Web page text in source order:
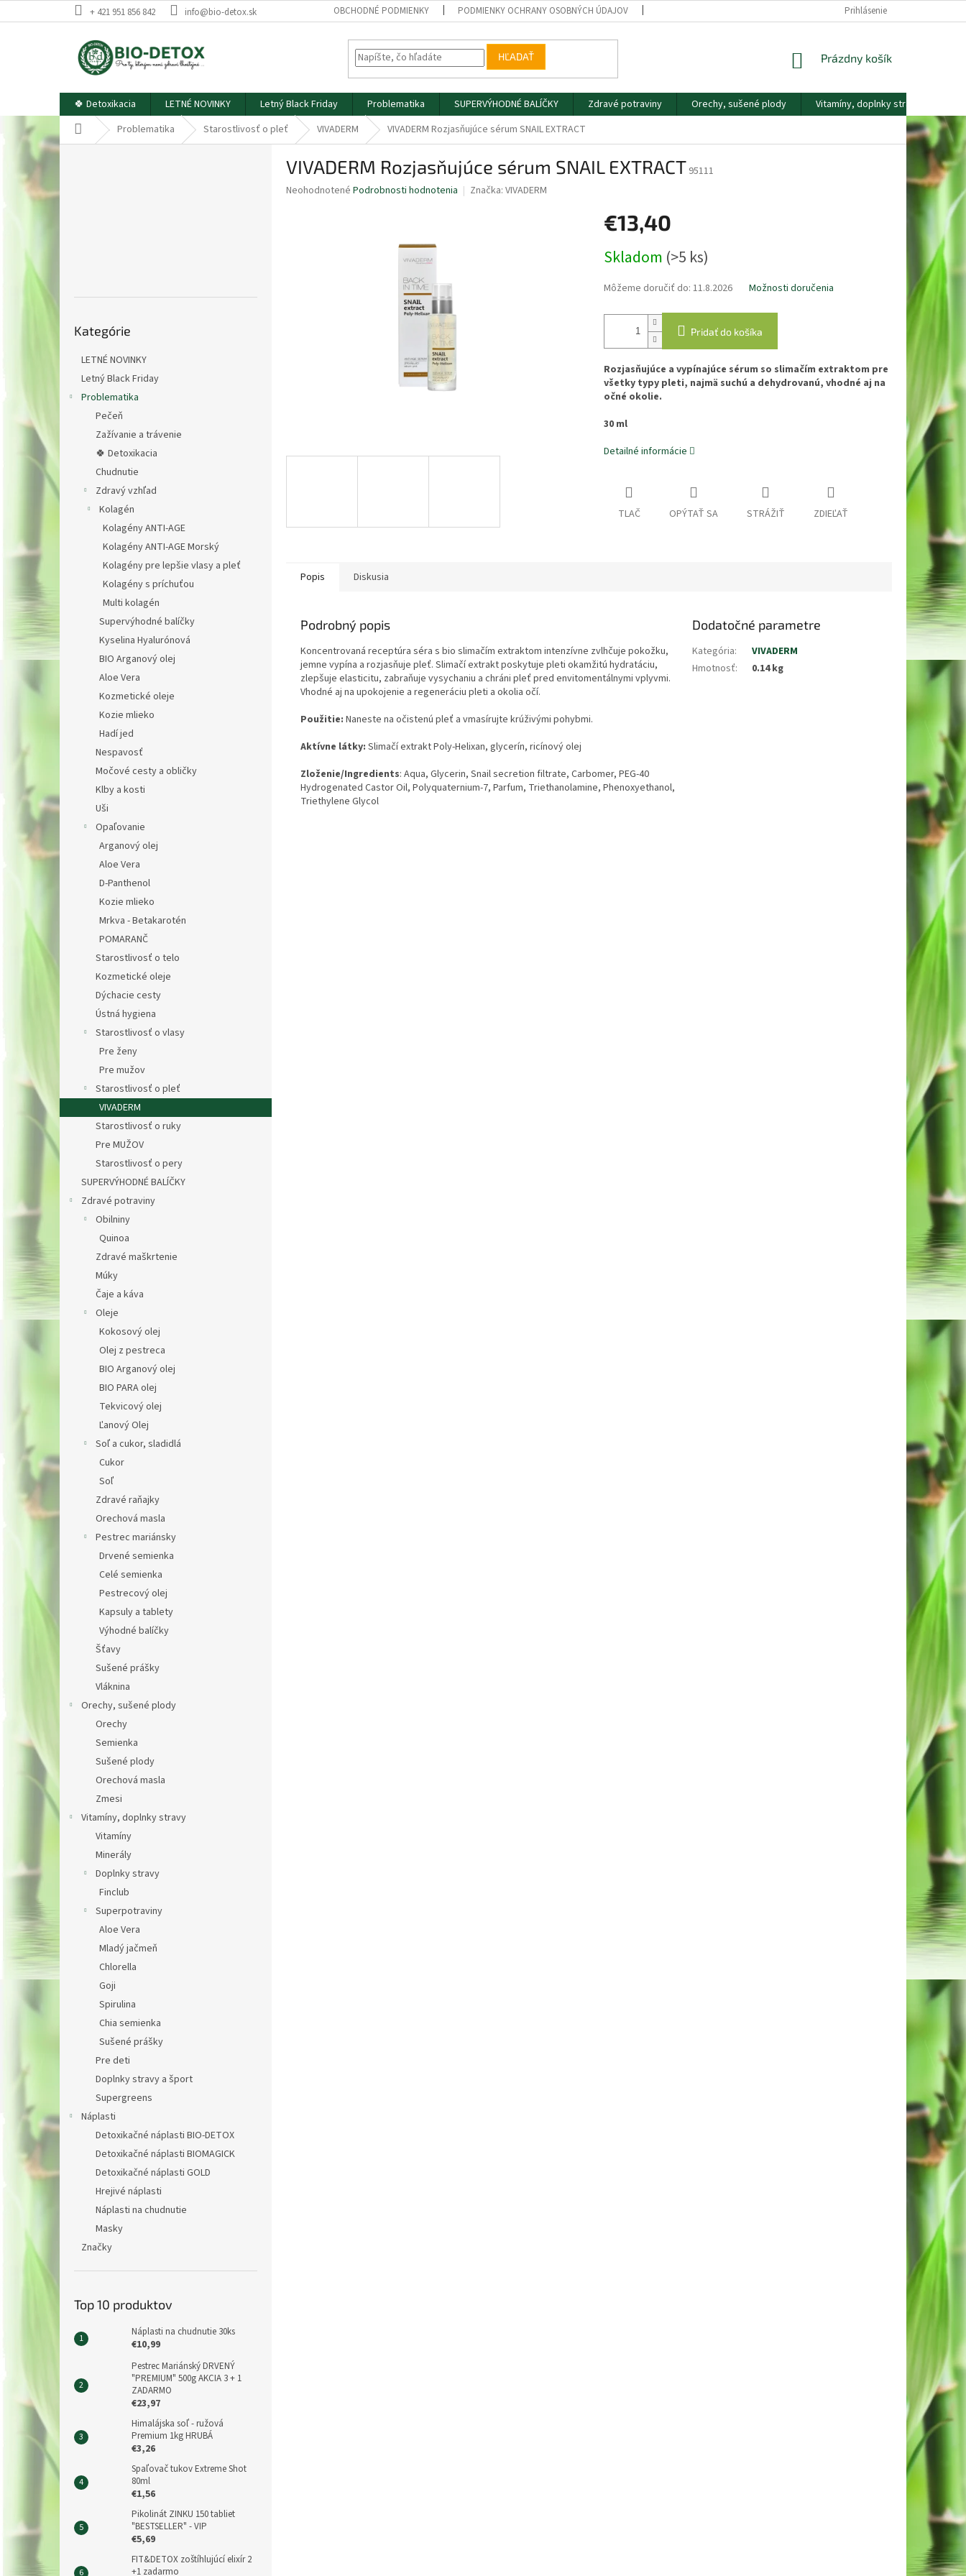
na
+ 421 951 856 842 info@bio-detox.sk OBCHODNÉ PODMIENKY PODMIENKY OCHRANY OSOBNÝCH ÚDAJOV NÁŠ PRÍBEH
Prihlásenie
HĽADAŤ
NÁKUPNÝ
Prázdny košík
🍀 Detoxikacia LETNÉ NOVINKY Letný Black Friday Problematika SUPERVÝHODNÉ BALÍČKY Zdravé potraviny Orechy, sušené plody Vitamíny, doplnky stravy
DomovProblematika Starostlivosť o pleť VIVADERM VIVADERM Rozjasňujúce sérum SNAIL EXTRACT
B
n
kategórie
Kategórie
LETNÉ NOVINKY
Letný Black Friday
Problematika
Pečeň
Zažívanie a trávenie
🍀 Detoxikacia
Chudnutie
Zdravý vzhľad
Kolagén
Kolagény ANTI-AGE
Kolagény ANTI-AGE Morský
Kolagény pre lepšie vlasy a pleť
Kolagény s príchuťou
Multi kolagén
Supervýhodné balíčky
Kyselina Hyalurónová
BIO Arganový olej
Aloe Vera
Kozmetické oleje
Kozie mlieko
Hadí jed
Nespavosť
Močové cesty a obličky
Klby a kosti
Uši
Opaľovanie
Arganový olej
Aloe Vera
D-Panthenol
Kozie mlieko
Mrkva - Betakarotén
POMARANČ
Starostlivosť o telo
Kozmetické oleje
Dýchacie cesty
Ústná hygiena
Starostlivosť o vlasy
Pre ženy
Pre mužov
Starostlivosť o pleť
VIVADERM
Starostlivosť o ruky
Pre MUŽOV
Starostlivosť o pery
SUPERVÝHODNÉ BALÍČKY
Zdravé potraviny
Obilniny
Quinoa
Zdravé maškrtenie
Múky
Čaje a káva
Oleje
Kokosový olej
Olej z pestreca
BIO Arganový olej
BIO PARA olej
Tekvicový olej
Ľanový Olej
Soľ a cukor, sladidlá
Cukor
Soľ
Zdravé raňajky
Orechová masla
Pestrec mariánsky
Drvené semienka
Celé semienka
Pestrecový olej
Kapsuly a tablety
Výhodné balíčky
Šťavy
Sušené prášky
Vláknina
Orechy, sušené plody
Orechy
Semienka
Sušené plody
Orechová masla
Zmesi
Vitamíny, doplnky stravy
Vitamíny
Minerály
Doplnky stravy
Finclub
Superpotraviny
Aloe Vera
Mladý jačmeň
Chlorella
Goji
Spirulina
Chia semienka
Sušené prášky
Pre deti
Doplnky stravy a šport
Supergreens
Náplasti
Detoxikačné náplasti BIO-DETOX
Detoxikačné náplasti BIOMAGICK
Detoxikačné náplasti GOLD
Hrejivé náplasti
Náplasti na chudnutie
Masky
Značky
Top 10 produktov
Náplasti na chudnutie 30ks
€10,99
Pestrec Mariánský DRVENÝ
"PREMIUM" 500g AKCIA 3 + 1
ZADARMO
€23,97
Himalájska soľ - ružová
Premium 1kg HRUBÁ
€3,26
Spaľovač tukov Extreme Shot
80ml
€1,56
Pikolinát ZINKU 150 tabliet
"BESTSELLER" - VIP
€5,69
FIT&DETOX zoštíhlujúcí elixír 2
+1 zadarmo
VIVADERM Rozjasňujúce sérum SNAIL EXTRACT 95111
Priemerné
Neohodnotené Podrobnosti hodnotenia Značka: VIVADERM
€13,40
cena:
Skladom (>5 ks)
Môžeme doručiť do: 11.8.2026 Možnosti doručenia
Pridať do košíka
Rozjasňujúce a vypínajúce sérum so slimačím extraktom pre
všetky typy pleti, najmä suchú a dehydrovanú, vhodné aj na
očné okolie.
30 ml
Detailné informácie
TLAČ OPÝTAŤ SA STRÁŽIŤ ZDIEĽAŤ
Popis Diskusia
Podrobný popis
Koncentrovaná receptúra séra s bio slimačím extraktom intenzívne zvlhčuje pokožku,
jemne vypína a rozjasňuje pleť. Slimačí extrakt poskytuje pleti okamžitú hydratáciu,
zlepšuje elasticitu, zabraňuje vysychaniu a chráni pleť pred envitomentálnymi vplyvmi.
Vhodné aj na upokojenie a regeneráciu pleti a okolia očí.
Použitie: Naneste na očistenú pleť a vmasírujte krúživými pohybmi.
Aktívne látky: Slimačí extrakt Poly-Helixan, glycerín, ricínový olej
Zloženie/Ingredients: Aqua, Glycerin, Snail secretion filtrate, Carbomer, PEG-40
Hydrogenated Castor Oil, Polyquaternium-7, Parfum, Triethanolamine, Phenoxyethanol,
Triethylene Glycol
Dodatočné parametre
Kategória:
VIVADERM
Hmotnosť: 0.14 kg